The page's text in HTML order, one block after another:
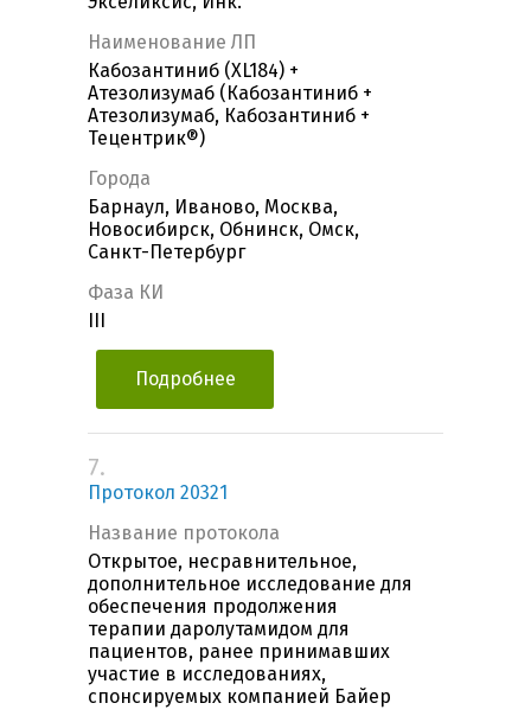
Наименование ЛП
Кабозантиниб (XL184) +
Атезолизумаб (Кабозантиниб +
Атезолизумаб, Кабозантиниб +
Тецентрик®)
Города
Барнаул, Иваново, Москва,
Новосибирск, Обнинск, Омск,
Санкт-Петербург
Фаза КИ
Подробнее
7.
Протокол 20321
Название протокола
Открытое, несравнительное,
дополнительное исследование для
обеспечения продолжения
терапии даролутамидом для
пациентов, ранее принимавших
участие в исследованиях,
спонсируемых компанией Байер